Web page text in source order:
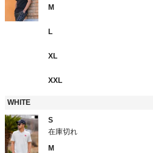
M
L
XL
XXL
WHITE
S
在庫切れ
M